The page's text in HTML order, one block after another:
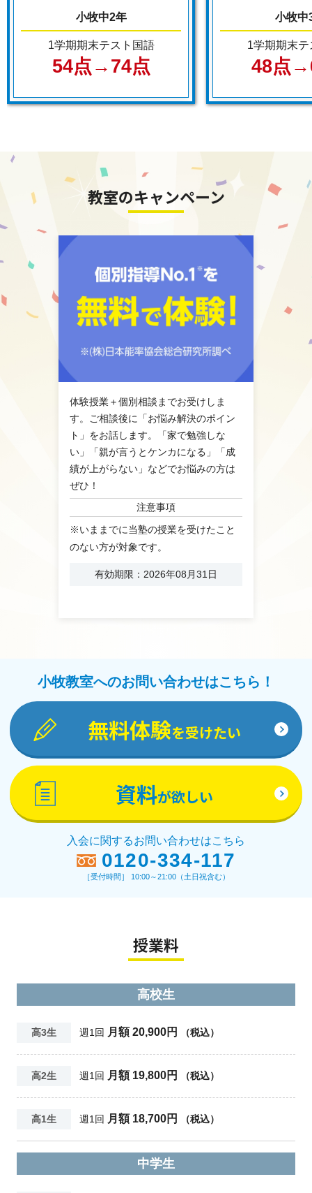
小牧中2年
1学期期末テスト国語
54点→74点
小牧中
1学期期末
48点
教室のキャンペーン
体験授業＋個別相談までお受けしま
す。ご相談後に「お悩み解決のポイン
ト」をお話します。「家で勉強しな
い」「親が言うとケンカになる」「成
績が上がらない」などでお悩みの方は
ぜひ！
注意事項
※いままでに当塾の授業を受けたこと
のない方が対象です。
有効期限：2026年08月31日
小牧教室へのお問い合わせはこちら！
無料体験を受けたい
資料が欲しい
入会に関するお問い合わせはこちら
0120-334-117
［受付時間］ 10:00～21:00（土日祝含む）
授業料
高校生
高3生 週1回 月額 20,900円 （税込）
高2生 週1回 月額 19,800円 （税込）
高1生 週1回 月額 18,700円 （税込）
中学生